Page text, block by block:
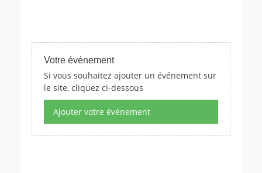
Votre événement
Si vous souhaitez ajouter un événement sur
le site, cliquez ci-dessous
Ajouter votre événement